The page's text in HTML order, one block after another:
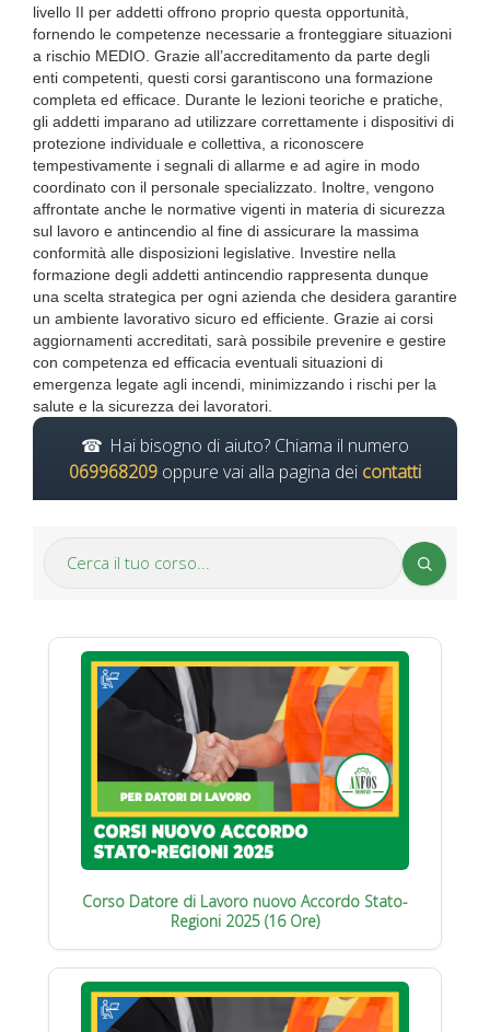
livello II per addetti offrono proprio questa opportunità,
fornendo le competenze necessarie a fronteggiare situazioni
a rischio MEDIO. Grazie all’accreditamento da parte degli
enti competenti, questi corsi garantiscono una formazione
completa ed efficace. Durante le lezioni teoriche e pratiche,
gli addetti imparano ad utilizzare correttamente i dispositivi di
protezione individuale e collettiva, a riconoscere
tempestivamente i segnali di allarme e ad agire in modo
coordinato con il personale specializzato. Inoltre, vengono
affrontate anche le normative vigenti in materia di sicurezza
sul lavoro e antincendio al fine di assicurare la massima
conformità alle disposizioni legislative. Investire nella
formazione degli addetti antincendio rappresenta dunque
una scelta strategica per ogni azienda che desidera garantire
un ambiente lavorativo sicuro ed efficiente. Grazie ai corsi
aggiornamenti accreditati, sarà possibile prevenire e gestire
con competenza ed efficacia eventuali situazioni di
emergenza legate agli incendi, minimizzando i rischi per la
salute e la sicurezza dei lavoratori.
Hai bisogno di aiuto? Chiama il numero
069968209 oppure vai alla pagina dei contatti
Corso Datore di Lavoro nuovo Accordo Stato-
Regioni 2025 (16 Ore)